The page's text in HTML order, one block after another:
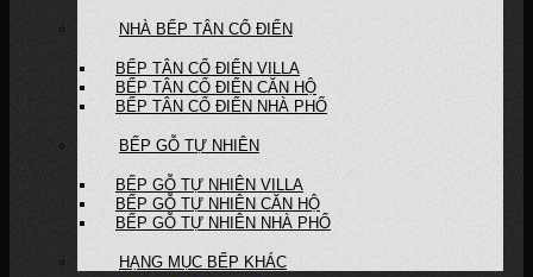
NHÀ BẾP TÂN CỔ ĐIỂN
BẾP TÂN CỔ ĐIỂN VILLA
BẾP TÂN CỔ ĐIỂN CĂN HỘ
BẾP TÂN CỔ ĐIỂN NHÀ PHỐ
BẾP GỖ TỰ NHIÊN
BẾP GỖ TỰ NHIÊN VILLA
BẾP GỖ TỰ NHIÊN CĂN HỘ
BẾP GỖ TỰ NHIÊN NHÀ PHỐ
HẠNG MỤC BẾP KHÁC